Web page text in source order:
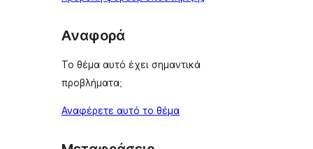
Αναφορά
Το θέμα αυτό έχει σημαντικά
προβλήματα;
Αναφέρετε αυτό το θέμα